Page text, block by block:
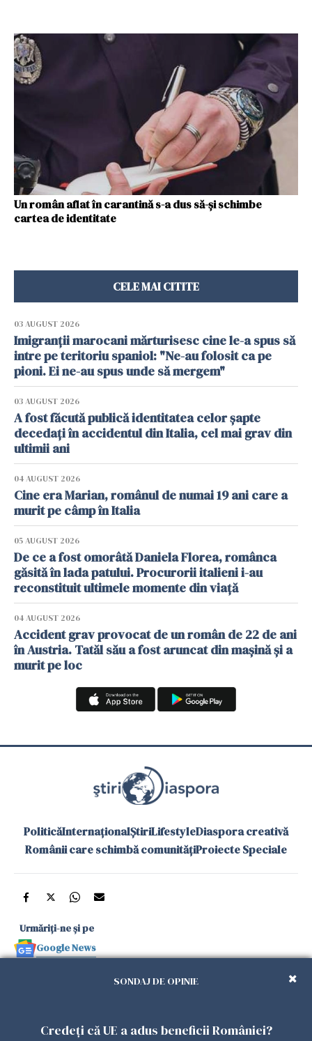
Un român aflat în carantină s-a dus să-şi schimbe
cartea de identitate
CELE MAI CITITE
03 AUGUST 2026
Imigranții marocani mărturisesc cine le-a spus să
intre pe teritoriu spaniol: "Ne-au folosit ca pe
pioni. Ei ne-au spus unde să mergem"
03 AUGUST 2026
A fost făcută publică identitatea celor șapte
decedați în accidentul din Italia, cel mai grav din
ultimii ani
04 AUGUST 2026
Cine era Marian, românul de numai 19 ani care a
murit pe câmp în Italia
05 AUGUST 2026
De ce a fost omorâtă Daniela Florea, românca
găsită în lada patului. Procurorii italieni i-au
reconstituit ultimele momente din viață
04 AUGUST 2026
Accident grav provocat de un român de 22 de ani
în Austria. Tatăl său a fost aruncat din mașină și a
murit pe loc
PoliticăInternaționalȘtiriLifestyleDiaspora creativă
Românii care schimbă comunitățiProiecte Speciale
Urmăriți-ne și pe
Google News
Politica de
Politica
Gestionați
Contact
Declarație de
SONDAJ DE OPINIE
Credeți că UE a adus beneficii României?